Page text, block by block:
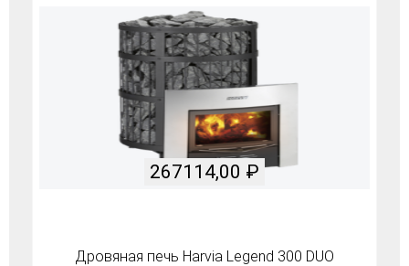
Дровяная печь Harvia Legend 300 DUO
267114,00 ₽